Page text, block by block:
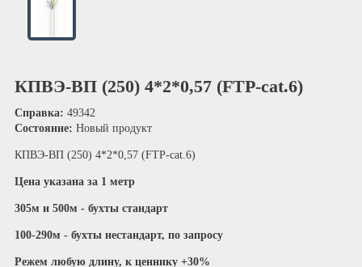
КПВЭ-ВП (250) 4*2*0,57 (FTP-cat.6)
Справка: 49342
Состояние: Новый продукт
КПВЭ-ВП (250) 4*2*0,57 (FTP-cat.6)
Цена указана за 1 метр
305м и 500м - бухты стандарт
100-290м - бухты нестандарт, по запросу
Режем любую длину, к ценнику +30%